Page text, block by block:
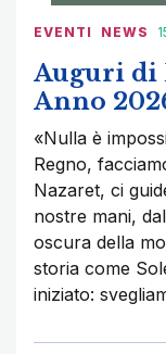
EVENTI NEWS
Auguri di
Anno
«Nulla è
Regno,
Nazaret, ci
nostre mani,
oscura della
storia come
iniziato: